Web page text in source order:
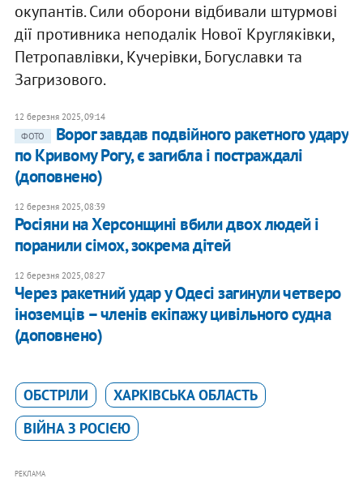
окупантів. Сили оборони відбивали штурмові
дії противника неподалік Нової Кругляківки,
Петропавлівки, Кучерівки, Богуславки та
Загризового.
12 березня 2025, 09:14
ФОТО
Ворог завдав подвійного ракетного удару
по Кривому Рогу, є загибла і постраждалі
(доповнено)
12 березня 2025, 08:39
Росіяни на Херсонщині вбили двох людей і
поранили сімох, зокрема дітей
12 березня 2025, 08:27
Через ракетний удар у Одесі загинули четверо
іноземців – членів екіпажу цивільного судна
(доповнено)
ОБСТРІЛИ
ХАРКІВСЬКА ОБЛАСТЬ
ВІЙНА З РОСІЄЮ
РЕКЛАМА